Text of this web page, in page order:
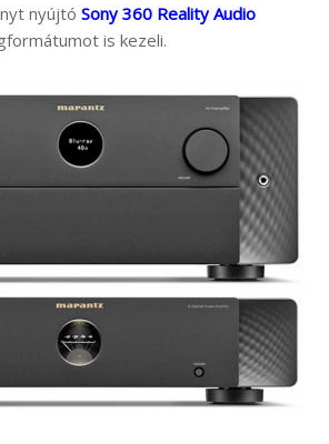
nyújtó Sony 360 Reality Audio
is kezeli.